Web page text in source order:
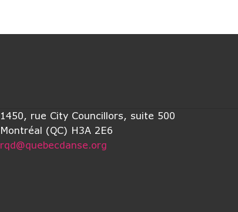
1450, rue City Councillors, suite 500
Montréal (QC) H3A 2E6
rqd@quebecdanse.org